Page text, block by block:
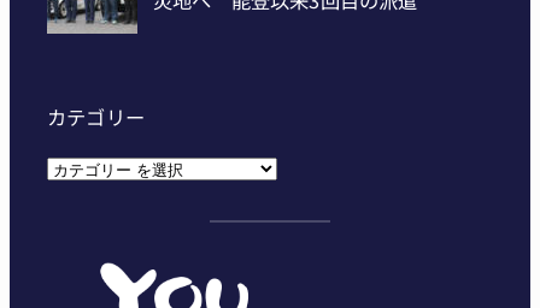
カテゴリー
カ